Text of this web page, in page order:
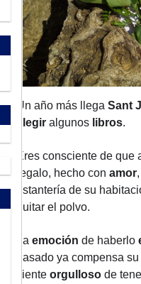
Un año más llega Sant
elegir algunos libros.
Eres consciente de que
regalo, hecho con amor
estantería de su
quitar el polvo.
La emoción de haberlo
pasado ya compensa
siente orgulloso de